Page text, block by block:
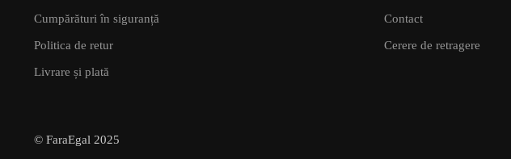
Cumpărături în siguranță
Politica de retur
Livrare și plată
Contact
Cerere de retragere
© FaraEgal 2025